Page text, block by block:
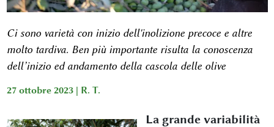
Ci sono varietà con inizio dell'inolizione precoce e altre
molto tardiva. Ben più importante risulta la conoscenza
dell’inizio ed andamento della cascola delle olive
27 ottobre 2023 | R. T.
La grande variabilità